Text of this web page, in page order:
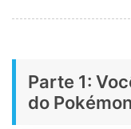
Parte 1:
do